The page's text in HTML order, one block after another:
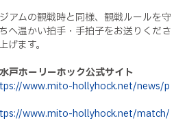
アムの観戦時と同様、観戦ルールを守
へ温かい拍手・手拍子をお送りくださ
ます。
水戸ホーリーホック公式サイト
www.mito-hollyhock.net/news/p
www.mito-hollyhock.net/match/